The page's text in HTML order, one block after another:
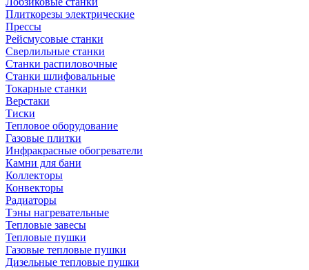
Плиткорезы электрические
Прессы
Рейсмусовые станки
Сверлильные станки
Станки распиловочные
Станки шлифовальные
Токарные станки
Верстаки
Тиски
Тепловое оборудование
Газовые плитки
Инфракрасные обогреватели
Камни для бани
Коллекторы
Конвекторы
Радиаторы
Тэны нагревательные
Тепловые завесы
Тепловые пушки
Газовые тепловые пушки
Дизельные тепловые пушки